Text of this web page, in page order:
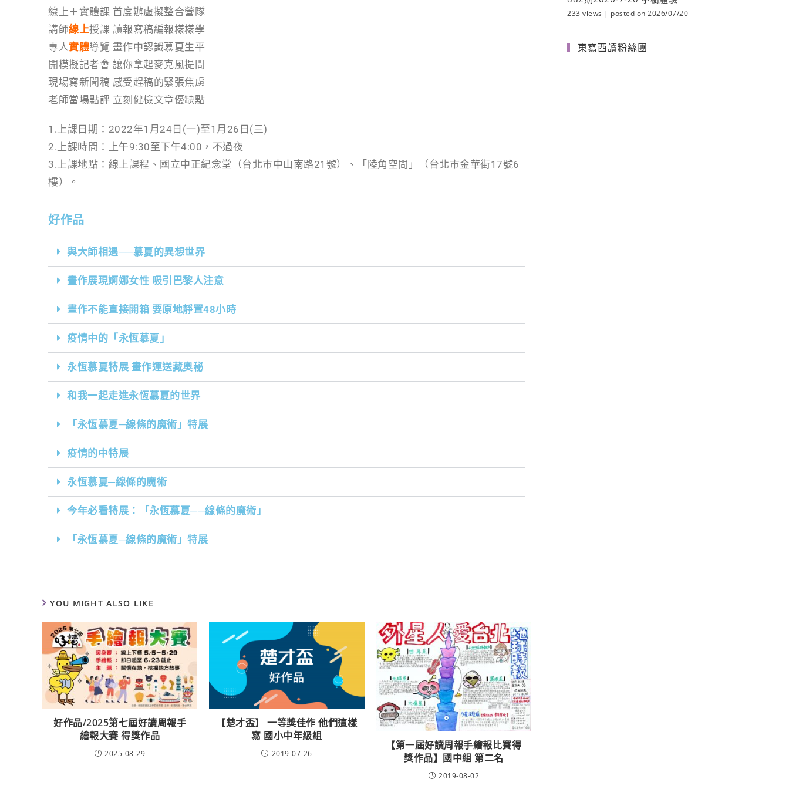
e
b
o
o
k
e
t
t
e
r
y
L
i
n
k
n
t
線上＋實體課 首度辦虛擬整合營隊
講師線上授課 讀報寫稿編報樣樣學
專人實體導覽 畫作中認識慕夏生平
開模擬記者會 讓你拿起麥克風提問
現場寫新聞稿 感受趕稿的緊張焦慮
老師當場點評 立刻健檢文章優缺點
1.上課日期：2022年1月24日(一)至1月26日(三)
2.上課時間：上午9:30至下午4:00，不過夜
3.上課地點：線上課程、國立中正紀念堂（台北市中山南路21號）、「陸角空間」（台北市金華街17號6
樓）。
好作品
與大師相遇──慕夏的異想世界
畫作展現婀娜女性 吸引巴黎人注意
畫作不能直接開箱 要原地靜置48小時
疫情中的「永恆慕夏」
永恆慕夏特展 畫作運送藏奧秘
和我一起走進永恆慕夏的世界
「永恆慕夏─線條的魔術」特展
疫情的中特展
永恆慕夏─線條的魔術
今年必看特展：「永恆慕夏──線條的魔術」
「永恆慕夏─線條的魔術」特展
YOU MIGHT ALSO LIKE
好作品/2025第七屆好讀周報手
繪報大賽 得獎作品
2025-08-29
【楚才盃】 一等獎佳作 他們這樣
寫 國小中年級組
2019-07-26
【第一屆好讀周報手繪報比賽得
獎作品】國中組 第二名
2019-08-02
233 views | posted on 2026/07/20
東寫西讀粉絲團